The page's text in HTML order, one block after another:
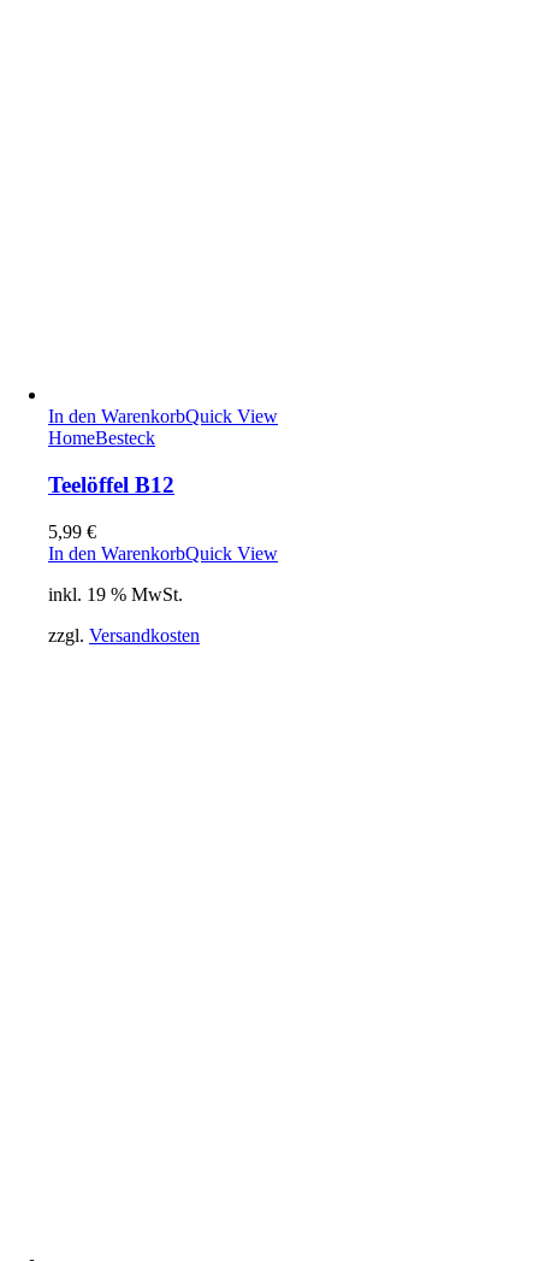
In den WarenkorbQuick View
HomeBesteck
Teelöffel B12
5,99 €
In den WarenkorbQuick View
inkl. 19 % MwSt.
zzgl. Versandkosten